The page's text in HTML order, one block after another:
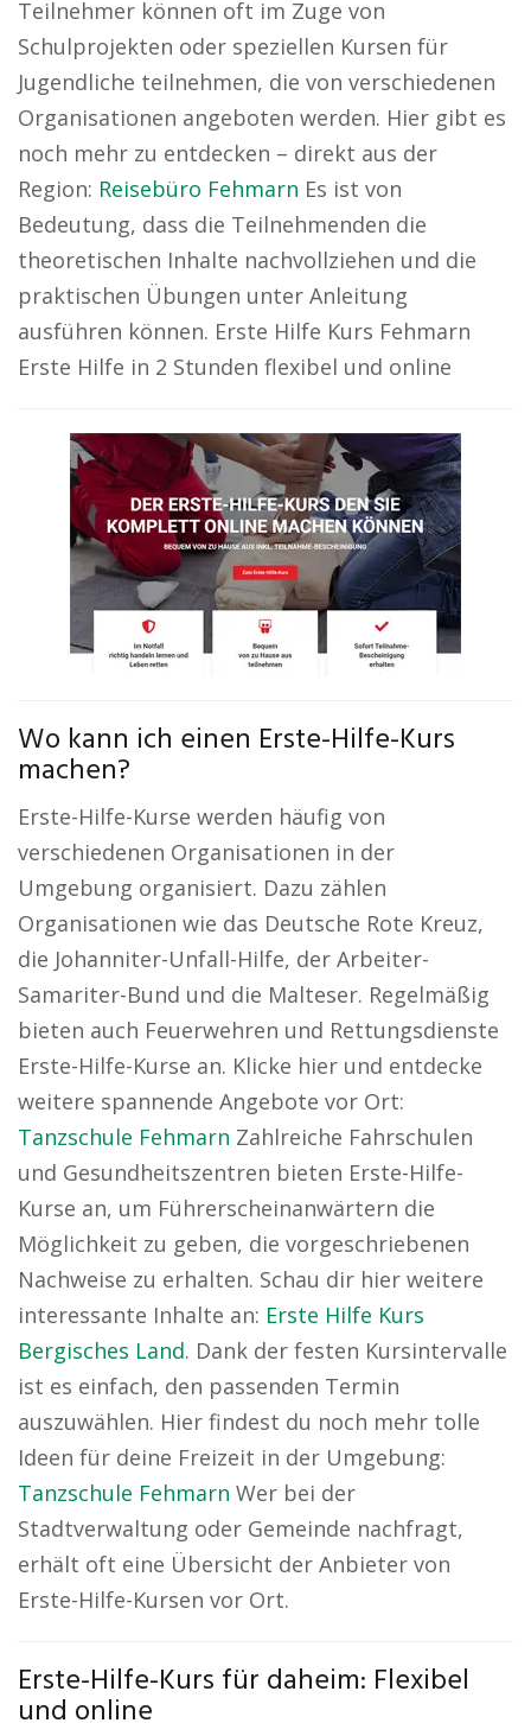
Teilnehmer können oft im Zuge von
Schulprojekten oder speziellen Kursen für
Jugendliche teilnehmen, die von verschiedenen
Organisationen angeboten werden. Hier gibt es
noch mehr zu entdecken – direkt aus der
Region: Reisebüro Fehmarn Es ist von
Bedeutung, dass die Teilnehmenden die
theoretischen Inhalte nachvollziehen und die
praktischen Übungen unter Anleitung
ausführen können. Erste Hilfe Kurs Fehmarn
Erste Hilfe in 2 Stunden flexibel und online
Wo kann ich einen Erste-Hilfe-Kurs
machen?
Erste-Hilfe-Kurse werden häufig von
verschiedenen Organisationen in der
Umgebung organisiert. Dazu zählen
Organisationen wie das Deutsche Rote Kreuz,
die Johanniter-Unfall-Hilfe, der Arbeiter-
Samariter-Bund und die Malteser. Regelmäßig
bieten auch Feuerwehren und Rettungsdienste
Erste-Hilfe-Kurse an. Klicke hier und entdecke
weitere spannende Angebote vor Ort:
Tanzschule Fehmarn Zahlreiche Fahrschulen
und Gesundheitszentren bieten Erste-Hilfe-
Kurse an, um Führerscheinanwärtern die
Möglichkeit zu geben, die vorgeschriebenen
Nachweise zu erhalten. Schau dir hier weitere
interessante Inhalte an: Erste Hilfe Kurs
Bergisches Land. Dank der festen Kursintervalle
ist es einfach, den passenden Termin
auszuwählen. Hier findest du noch mehr tolle
Ideen für deine Freizeit in der Umgebung:
Tanzschule Fehmarn Wer bei der
Stadtverwaltung oder Gemeinde nachfragt,
erhält oft eine Übersicht der Anbieter von
Erste-Hilfe-Kursen vor Ort.
Erste-Hilfe-Kurs für daheim: Flexibel
und online